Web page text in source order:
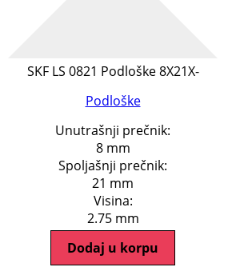
SKF LS 0821 Podloške 8X21X-
Podloške
Unutrašnji prečnik:
8 mm
Spoljašnji prečnik:
21 mm
Visina:
2.75 mm
Dodaj u korpu